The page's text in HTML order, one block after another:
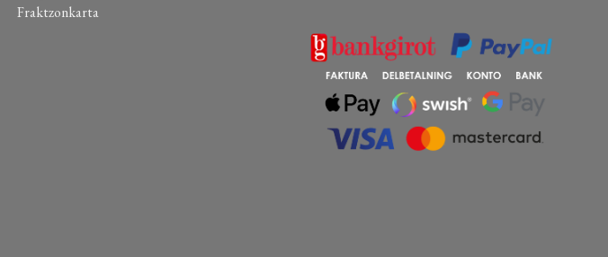
Fraktzonkarta